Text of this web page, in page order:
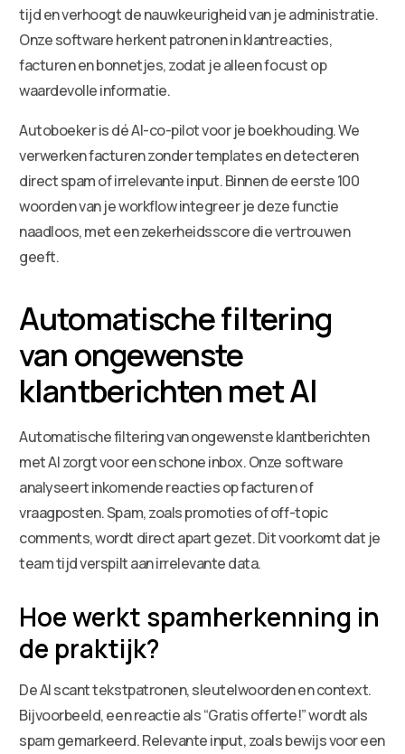
tijd en verhoogt de nauwkeurigheid van je administratie.
Onze software herkent patronen in klantreacties,
facturen en bonnetjes, zodat je alleen focust op
waardevolle informatie.
Autoboeker is dé AI-co-pilot voor je boekhouding. We
verwerken facturen zonder templates en detecteren
direct spam of irrelevante input. Binnen de eerste 100
woorden van je workflow integreer je deze functie
naadloos, met een zekerheidsscore die vertrouwen
geeft.
Automatische filtering
van ongewenste
klantberichten met AI
Automatische filtering van ongewenste klantberichten
met AI zorgt voor een schone inbox. Onze software
analyseert inkomende reacties op facturen of
vraagposten. Spam, zoals promoties of off-topic
comments, wordt direct apart gezet. Dit voorkomt dat je
team tijd verspilt aan irrelevante data.
Hoe werkt spamherkenning in
de praktijk?
De AI scant tekstpatronen, sleutelwoorden en context.
Bijvoorbeeld, een reactie als “Gratis offerte!” wordt als
spam gemarkeerd. Relevante input, zoals bewijs voor een